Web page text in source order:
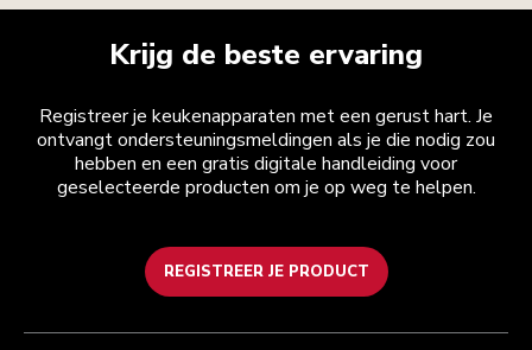
Krijg de beste ervaring
Registreer je keukenapparaten met een gerust hart. Je
ontvangt ondersteuningsmeldingen als je die nodig zou
hebben en een gratis digitale handleiding voor
geselecteerde producten om je op weg te helpen.
REGISTREER JE PRODUCT
Health check
Algemene voorwaarden
Het merk
Zoek een winkel